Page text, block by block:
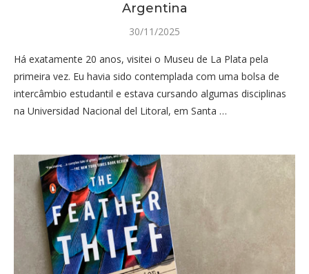
Argentina
30/11/2025
Há exatamente 20 anos, visitei o Museu de La Plata pela
primeira vez. Eu havia sido contemplada com uma bolsa de
intercâmbio estudantil e estava cursando algumas disciplinas
na Universidad Nacional del Litoral, em Santa …